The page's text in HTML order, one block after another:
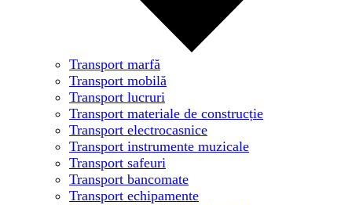
Transport marfă
Transport mobilă
Transport lucruri
Transport materiale de construcție
Transport electrocasnice
Transport instrumente muzicale
Transport safeuri
Transport bancomate
Transport echipamente